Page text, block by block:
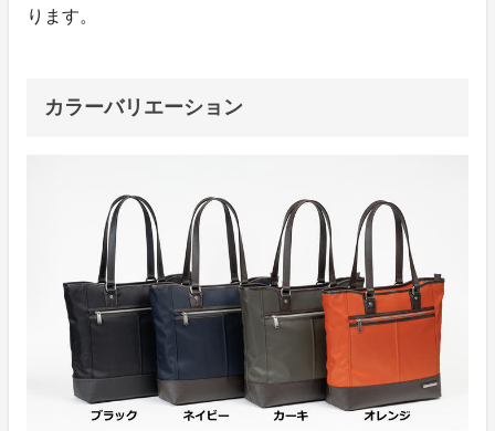
ります。
カラーバリエーション